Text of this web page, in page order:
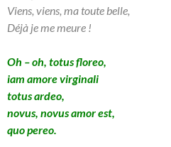
Viens, viens, ma toute belle,
Déjà je me meure !
Oh – oh, totus floreo,
iam amore virginali
totus ardeo,
novus, novus amor est,
quo pereo.